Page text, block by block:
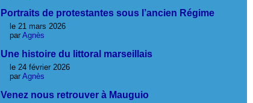
Portraits de protestantes sous l’ancien Régime
le 21 mars 2026
par Agnès
Une histoire du littoral marseillais
le 24 février 2026
par Agnès
Venez nous retrouver à Mauguio